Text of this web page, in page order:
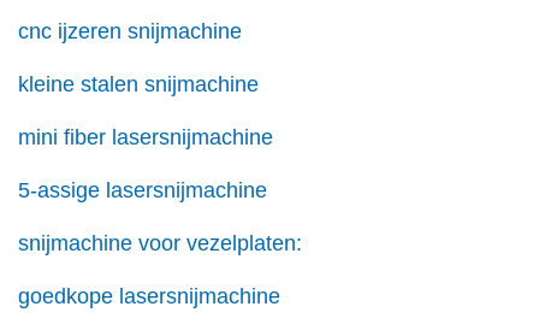
cnc ijzeren snijmachine
kleine stalen snijmachine
mini fiber lasersnijmachine
5-assige lasersnijmachine
snijmachine voor vezelplaten:
goedkope lasersnijmachine